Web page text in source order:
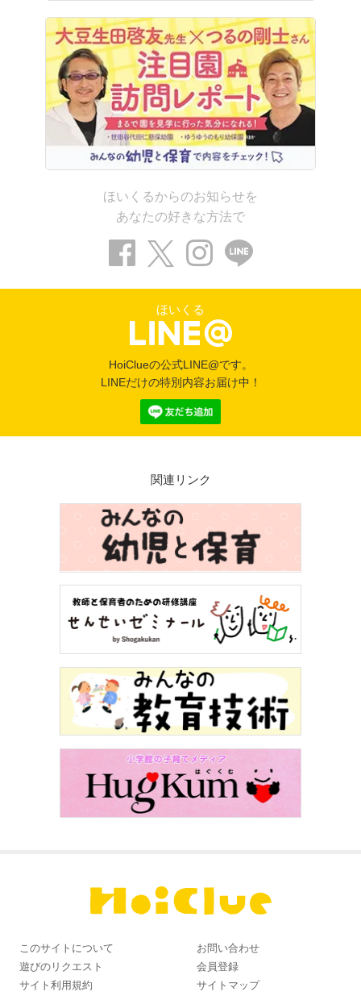
ほいくるからのお知らせを
あなたの好きな方法で
ほいくる
HoiClueの公式LINE@です。
LINEだけの特別内容お届け中！
関連リンク
このサイトについて
お問い合わせ
遊びのリクエスト
会員登録
サイト利用規約
サイトマップ